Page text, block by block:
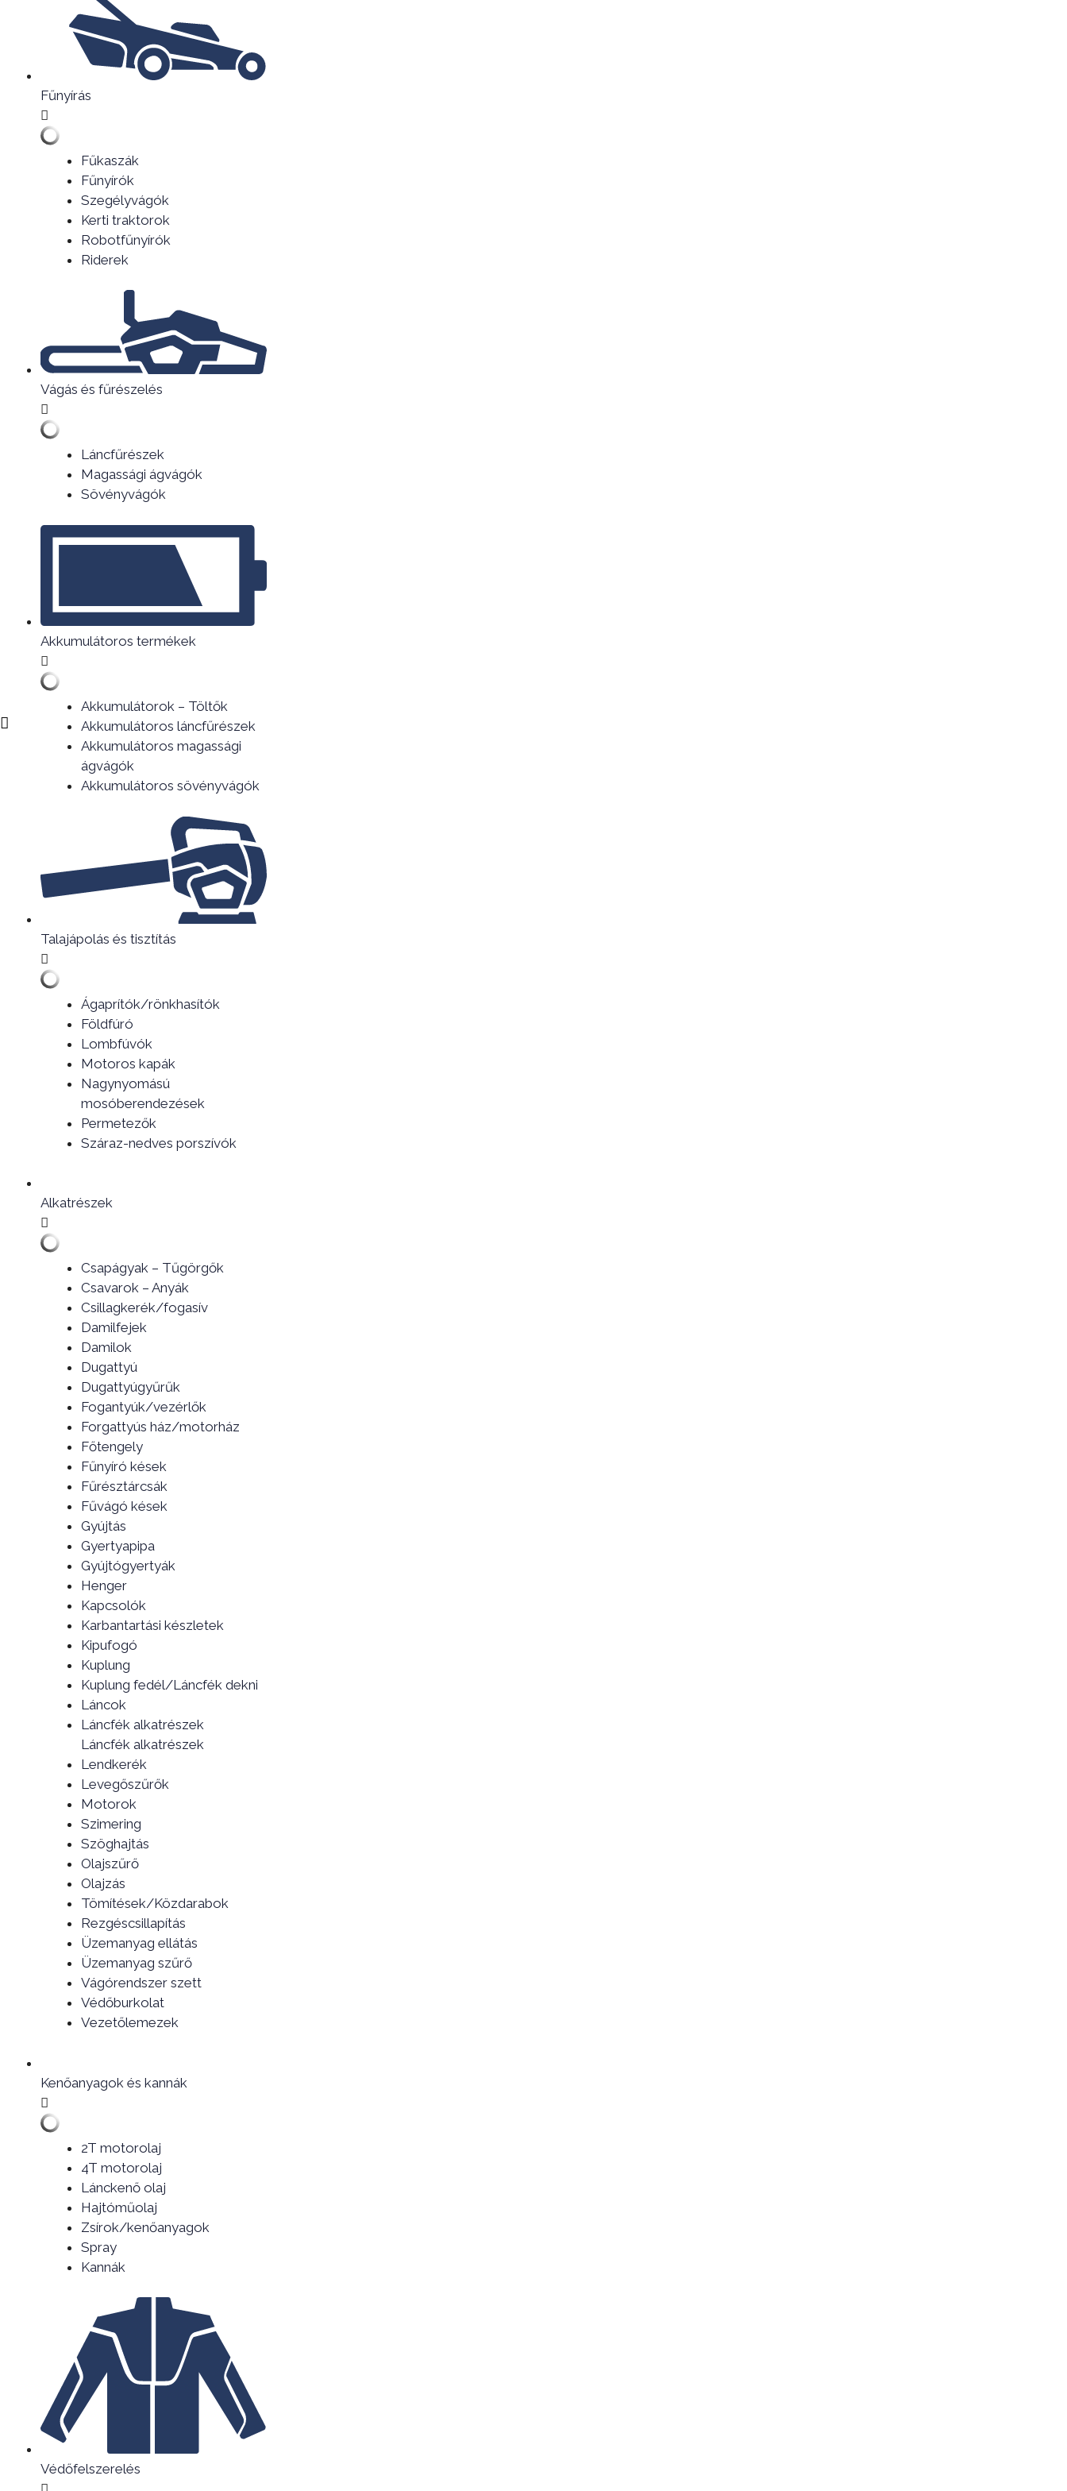
Fűnyírás
Fűkaszák
Fűnyírók
Szegélyvágók
Kerti traktorok
Robotfűnyírók
Riderek
Vágás és fűrészelés
Láncfűrészek
Magassági ágvágók
Sövényvágók
Akkumulátoros termékek
Akkumulátorok – Töltők
Akkumulátoros láncfűrészek
Akkumulátoros magassági
ágvágók
Akkumulátoros sövényvágók
Talajápolás és tisztítás
Ágaprítók/rönkhasítók
Földfúró
Lombfúvók
Motoros kapák
Nagynyomású
mosóberendezések
Permetezők
Száraz-nedves porszívók
Alkatrészek
Csapágyak – Tűgörgők
Csavarok – Anyák
Csillagkerék/fogasív
Damilfejek
Damilok
Dugattyú
Dugattyúgyűrűk
Fogantyúk/vezérlők
Forgattyús ház/motorház
Főtengely
Fűnyíró kések
Fűrésztárcsák
Fűvágó kések
Gyújtás
Gyertyapipa
Gyújtógyertyák
Henger
Kapcsolók
Karbantartási készletek
Kipufogó
Kuplung
Kuplung fedél/Láncfék dekni
Láncok
Láncfék alkatrészek
Láncfék alkatrészek
Lendkerék
Levegőszűrők
Motorok
Szimering
Szöghajtás
Olajszűrő
Olajzás
Tömítések/Közdarabok
Rezgéscsillapítás
Üzemanyag ellátás
Üzemanyag szűrő
Vágórendszer szett
Védőburkolat
Vezetőlemezek
Kenőanyagok és kannák
2T motorolaj
4T motorolaj
Lánckenő olaj
Hajtóműolaj
Zsírok/kenőanyagok
Spray
Kannák
Védőfelszerelés